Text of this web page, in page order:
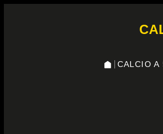
CALCIO A